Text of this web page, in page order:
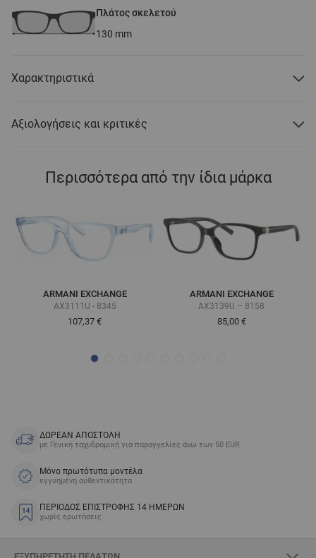
Πλάτος σκελετού
130 mm
Χαρακτηριστικά
Αξιολογήσεις και κριτικές
Περισσότερα από την ίδια μάρκα
ARMANI EXCHANGE
AX3111U - 8345
107,37 €
ARMANI EXCHANGE
AX3139U – 8158
85,00 €
ΔΩΡΕΑΝ ΑΠΟΣΤΟΛΗ
με Γενική ταχυδρομική για παραγγελίες άνω των 50 EUR
Μόνο πρωτότυπα μοντέλα
εγγυημένη αυθεντικότητα
ΠΕΡΙΟΔΟΣ ΕΠΙΣΤΡΟΦΗΣ 14 ΗΜΕΡΩΝ
χωρίς ερωτήσεις